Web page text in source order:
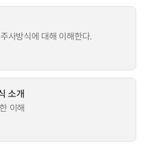
사방식에 대해 이해한다.
소개
이해